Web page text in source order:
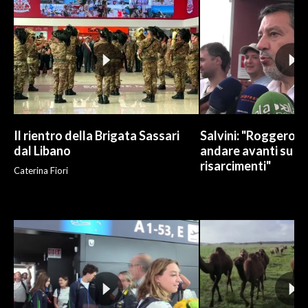
INFO AZIENDE
ABBONATI
ANNUNCI
NECROLOGI
PUBBLICITÀ
SPIAGGE
STORE
Il rientro della Brigata Sassari
dal Libano
Caterina Fiori
Salvini: "Roggero
andare avanti su
risarcimenti"